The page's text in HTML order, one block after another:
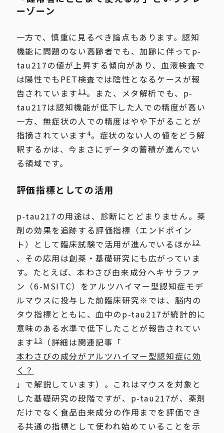
ーゾーン
一方で、慎重に見るべき論点もあります。認知
機能に問題のない高齢者でも、加齢に伴ってp-
tau217の値が上昇する傾向があり、血液検査で
は陽性でもPET検査では陰性となるケースが報
告されています 11。また、メタ解析でも、p-
tau217は認知機能が低下した人での精度が高い
一方、無症状の人での精度はやや下がることが
指摘されています4。症状のない人の値をどう解
釈するかは、今まさにデータの蓄積が進んでい
る領域です。
評価指標としての活用
p-tau217の用途は、診断にとどまりません。薬
剤の効果を追跡する評価指標（エンドポイン
ト）として臨床試験で活用が進んでいるほか12
、その応用は創薬・基礎研究にも広がっていま
す。たとえば、本わさび由来成分ヘキサラファ
ン（6-MSITC）をアルツハイマー型認知症モデ
ルマウスに投与した前臨床研究※では、脳内の
タウ指標とともに、血中のp-tau217が統計的に
意味のある水準で低下したことが報告されてい
ます 13（詳細は関連記事「
本わさびの成分がアルツハイマー型認知症に効
く？
」で解説しています）。これはマウスを対象と
した基礎研究の段階ですが、p-tau217が、薬剤
だけでなく食品由来成分の作用までを評価でき
る共通の指標として使われ始めていることを示